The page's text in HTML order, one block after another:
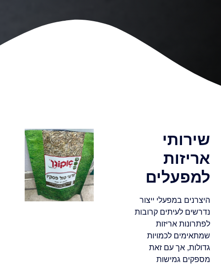
שירותי
אריזות
למפעלים
היצרנים במפעלי ייצור
נדרשים לעיתים קרובות
לפתרונות אריזות
שמתאימים לכמויות
גדולות, אך עם זאת
מספקים גמישות